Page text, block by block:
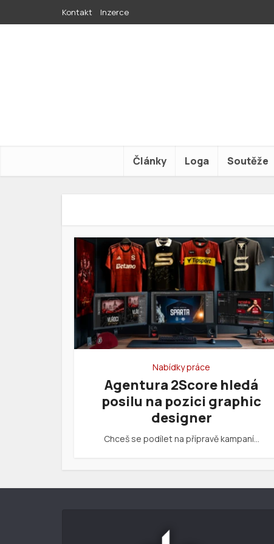
Kontakt Inzerce
Články Loga Soutěže
Nabídky práce
Agentura 2Score hledá
posilu na pozici graphic
designer
Chceš se podílet na přípravě kampaní…